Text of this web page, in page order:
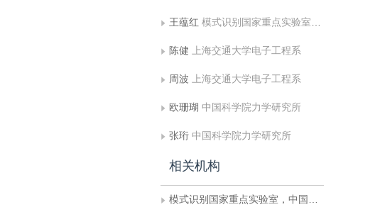
王蕴红 模式识别国家重点实验室，中国科学院自动化所
陈健 上海交通大学电子工程系
周波 上海交通大学电子工程系
欧珊瑚 中国科学院力学研究所
张珩 中国科学院力学研究所
相关机构
模式识别国家重点实验室，中国科学院自动化所